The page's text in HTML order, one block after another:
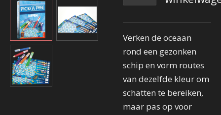
Verken de oceaan
rond een gezonken
schip en vorm routes
van dezelfde kleur om
schatten te bereiken,
maar pas op voor